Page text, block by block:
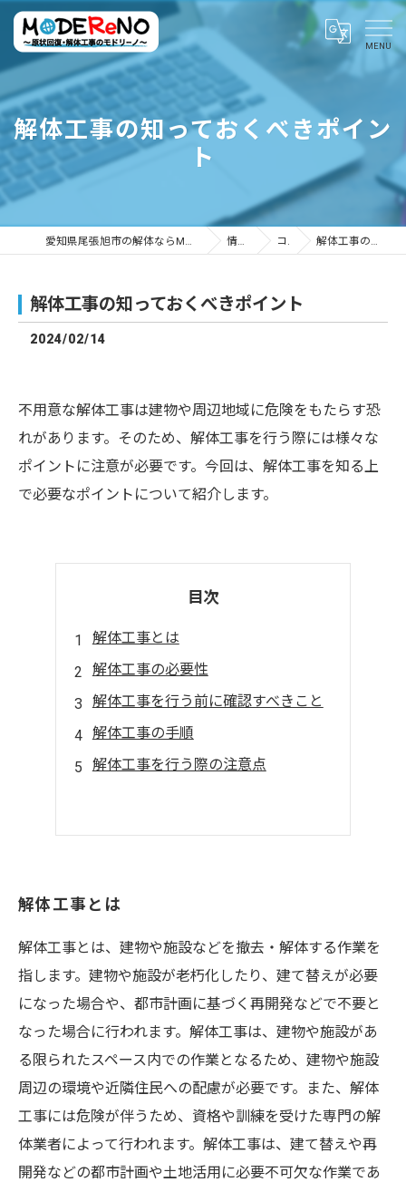
解体工事の知っておくべきポイン
ト
愛知県尾張旭市の解体ならMODEReNO ～原状回復・解体工事のモドリーノ～ 情報ブログ コラム 解体工事の知っておくべきポイント
解体工事の知っておくべきポイント
2024/02/14
不用意な解体工事は建物や周辺地域に危険をもたらす恐
れがあります。そのため、解体工事を行う際には様々な
ポイントに注意が必要です。今回は、解体工事を知る上
で必要なポイントについて紹介します。
目次
解体工事とは
解体工事の必要性
解体工事を行う前に確認すべきこと
解体工事の手順
解体工事を行う際の注意点
解体工事とは
解体工事とは、建物や施設などを撤去・解体する作業を
指します。建物や施設が老朽化したり、建て替えが必要
になった場合や、都市計画に基づく再開発などで不要と
なった場合に行われます。解体工事は、建物や施設があ
る限られたスペース内での作業となるため、建物や施設
周辺の環境や近隣住民への配慮が必要です。また、解体
工事には危険が伴うため、資格や訓練を受けた専門の解
体業者によって行われます。解体工事は、建て替えや再
開発などの都市計画や土地活用に必要不可欠な作業であ